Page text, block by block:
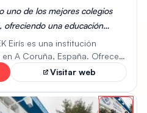
uno de los mejores colegios
ofreciendo una educación
Eirís es una institución
A Coruña, España. Ofrece
infantil hasta bachillerato,
innovadora y el uso de
Promueve el bilingüismo y
con un fuerte énfasis en
Visitar web